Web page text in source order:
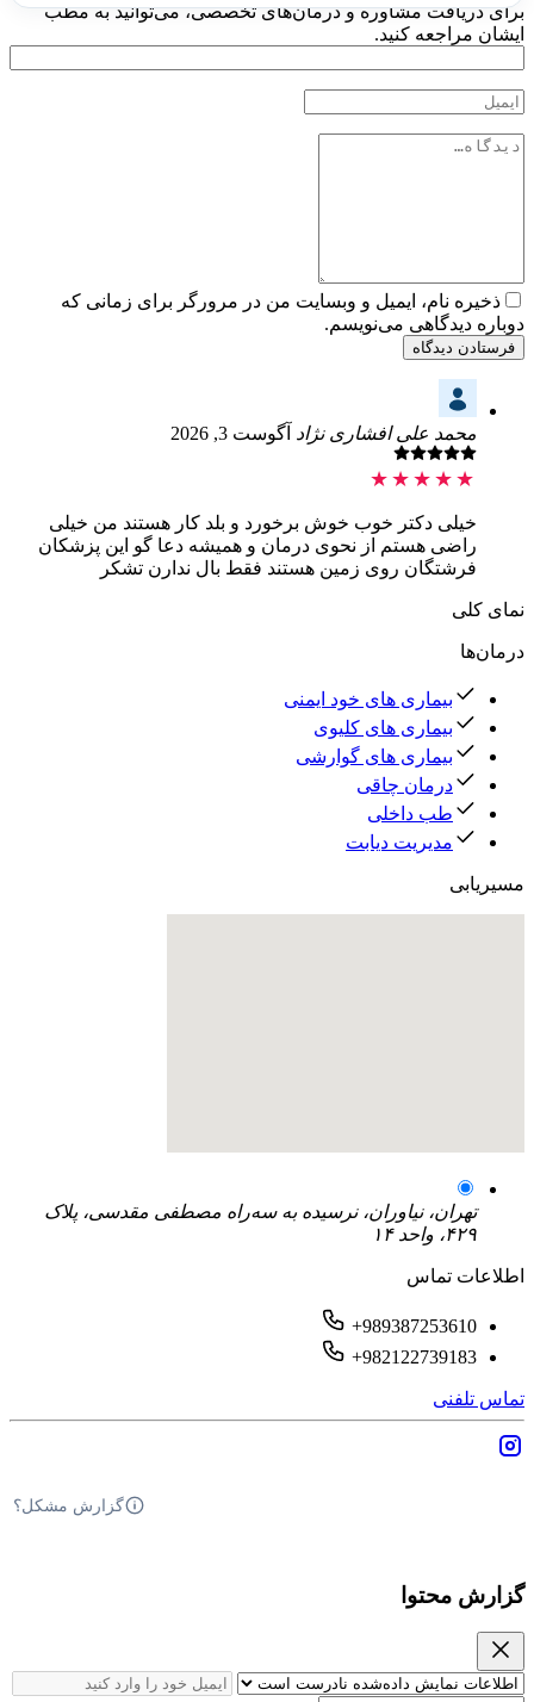
برای دریافت مشاوره و درمان‌های تخصصی، می‌توانید به مطب
ایشان مراجعه کنید.
ذخیره نام، ایمیل و وبسایت من در مرورگر برای زمانی که
دوباره دیدگاهی می‌نویسم.
فرستادن دیدگاه
محمد علی افشاری نژاد آگوست 3, 2026
★★★★★
خیلی دکتر خوب خوش برخورد و بلد کار هستند من خیلی
راضی هستم از نحوی درمان و همیشه دعا گو این پزشکان
فرشتگان روی زمین هستند فقط بال ندارن تشکر
نمای کلی
درمان‌ها
بیماری های خود ایمنی
بیماری های کلیوی
بیماری های گوارشی
درمان چاقی
طب داخلی
مدیریت دیابت
مسیریابی
تهران، نیاوران، نرسیده به سه‌راه مصطفی مقدسی، پلاک
۴۲۹، واحد ۱۴
اطلاعات تماس
+989387253610
+982122739183
تماس تلفنی
گزارش مشکل؟
گزارش محتوا